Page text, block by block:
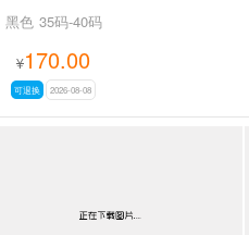
黑色 35码-40码
¥170.00
可退换 2026-08-08